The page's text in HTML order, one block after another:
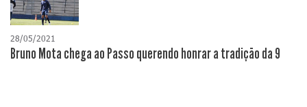
28/05/2021
Bruno Mota chega ao Passo querendo honrar a tradição da 9